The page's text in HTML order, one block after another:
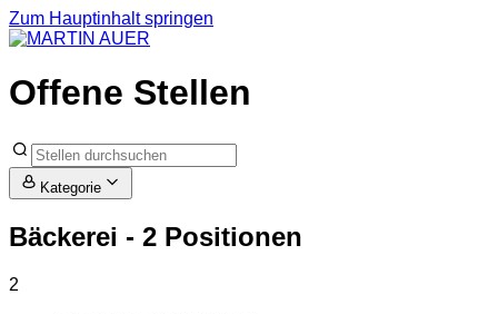
Zum Hauptinhalt springen
Offene Stellen
Kategorie
Bäckerei - 2 Positionen
2